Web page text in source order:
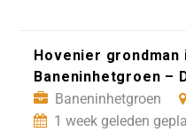
Hovenier grondman
Baneninhetgroen –
Baneninhetgroen
1 week geleden